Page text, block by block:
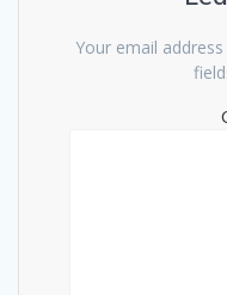
Your email